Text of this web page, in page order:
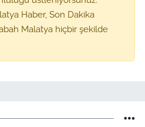
Haber, Son Dakika
Malatya hiçbir şekilde